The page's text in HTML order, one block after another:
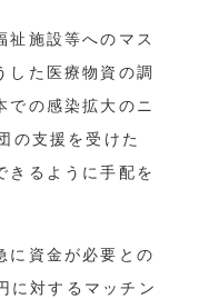
祉施設等へのマス
した医療物資の調
での感染拡大のニ
の支援を受けた
きるように手配を
に資金が必要との
対するマッチン